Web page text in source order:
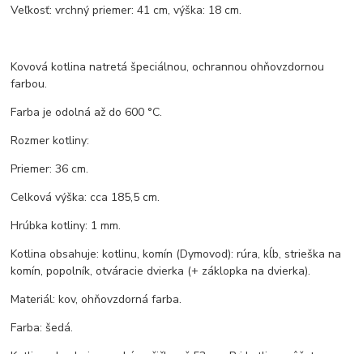
Veľkosť: vrchný priemer: 41 cm, výška: 18 cm.
Kovová kotlina natretá špeciálnou, ochrannou ohňovzdornou
farbou.
Farba je odolná až do 600 °C.
Rozmer kotliny:
Priemer: 36 cm.
Celková výška: cca 185,5 cm.
Hrúbka kotliny: 1 mm.
Kotlina obsahuje: kotlinu, komín (Dymovod): rúra, kĺb, strieška na
komín, popolník, otváracie dvierka (+ záklopka na dvierka).
Materiál: kov, ohňovzdorná farba.
Farba: šedá.